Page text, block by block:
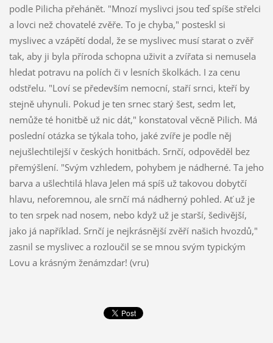
podle Pilicha přehánět. "Mnozí myslivci jsou teď spíše střelci
a lovci než chovatelé zvěře. To je chyba," posteskl si
myslivec a vzápětí dodal, že se myslivec musí starat o zvěř
tak, aby ji byla příroda schopna uživit a zvířata si nemusela
hledat potravu na polích či v lesních školkách. I za cenu
odstřelu. "Loví se především nemocní, staří srnci, kteří by
stejně uhynuli. Pokud je ten srnec starý šest, sedm let,
nemůže té honitbě už nic dát," konstatoval věcně Pilich. Má
poslední otázka se týkala toho, jaké zvíře je podle něj
nejušlechtilejší v českých honitbách. Srnčí, odpověděl bez
přemýšlení. "Svým vzhledem, pohybem je nádherné. Ta jeho
barva a ušlechtilá hlava Jelen má spíš už takovou dobytčí
hlavu, neforemnou, ale srnčí má nádherný pohled. Ať už je
to ten srpek nad nosem, nebo když už je starší, šedivější,
jako já například. Srnčí je nejkrásnější zvěří našich hvozdů,"
zasnil se myslivec a rozloučil se se mnou svým typickým
Lovu a krásným ženámzdar! (vru)